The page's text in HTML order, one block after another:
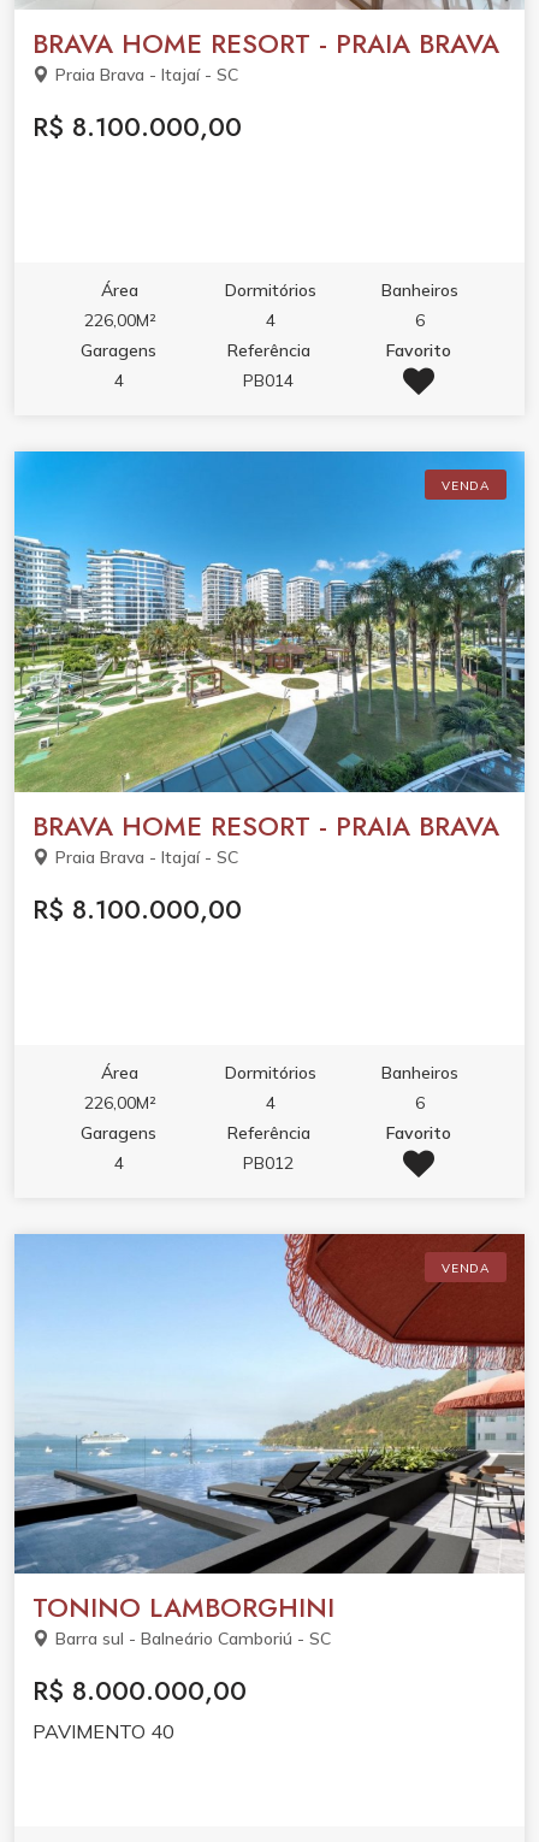
BRAVA HOME RESORT - PRAIA BRAVA
Praia Brava - Itajaí - SC
R$ 8.100.000,00
Área
226,00M²
Dormitórios
4
Banheiros
6
Garagens
4
Referência
PB014
Favorito
VENDA
BRAVA HOME RESORT - PRAIA BRAVA
Praia Brava - Itajaí - SC
R$ 8.100.000,00
Área
226,00M²
Dormitórios
4
Banheiros
6
Garagens
4
Referência
PB012
Favorito
VENDA
TONINO LAMBORGHINI
Barra sul - Balneário Camboriú - SC
R$ 8.000.000,00
PAVIMENTO 40